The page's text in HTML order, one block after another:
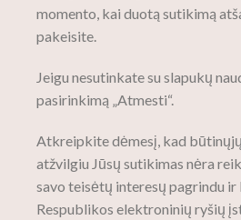
momento, kai duotą sutikimą
pakeisite.
Jeigu nesutinkate su slapukų
pasirinkimą „Atmesti“.
Atkreipkite dėmesį, kad
atžvilgiu Jūsų sutikimas nėra
savo teisėtų interesų pagrindu ir
Respublikos elektroninių ryšių